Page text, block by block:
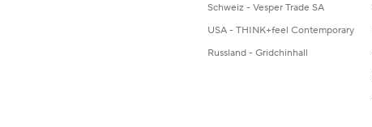
Schweiz - Vesper Trade SA
USA - THINK+feel Contemporary
Russland - Gridchinhall